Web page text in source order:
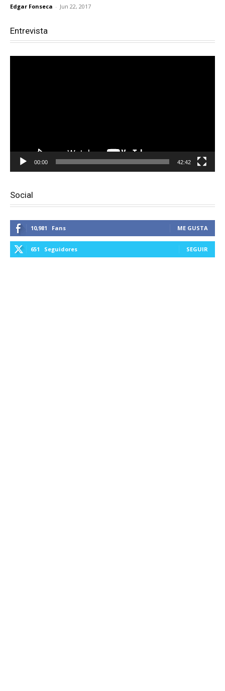
Edgar Fonseca - Jun 22, 2017
Entrevista
00:00 42:42
Social
10,981 Fans ME GUSTA
651 Seguidores SEGUIR